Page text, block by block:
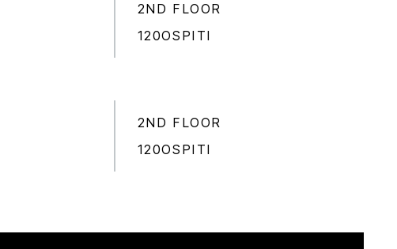
2ND FLOOR
120OSPITI
2ND FLOOR
120OSPITI